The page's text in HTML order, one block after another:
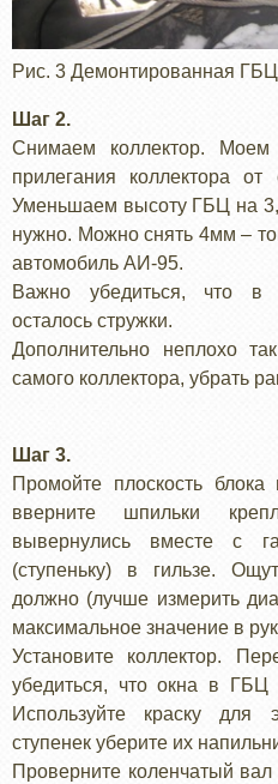
Рис. 3 Демонтированная
Шаг 2.
Снимаем коллектор.
прилегания коллектора от
Уменьшаем высоту ГБЦ на
нужно. Можно снять 4мм –
автомобиль АИ-95.
Важно убедиться, что в
осталось стружки.
Дополнительно неплохо
самого коллектора, убрать
Шаг 3.
Промойте плоскость блока
вверните шпильки
вывернулись вместе с
(ступеньку) в гильзе.
должно (лучше измерить
максимальное значение в
Установите коллектор.
убедиться, что окна в ГБЦ
Используйте краску для
ступенек уберите их
Проверните коленчатый